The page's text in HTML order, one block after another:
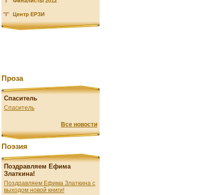
Центр ЕРЗИ
Проза
Спаситель
Спаситель
Все новости
Поэзия
Поздравляем Ефима
Златкина!
Поздравляем Ефима Златкина с
выходом новой книги!